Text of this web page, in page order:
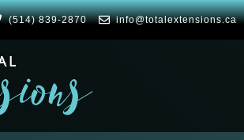
(514) 839-2870 info@totalextensions.ca